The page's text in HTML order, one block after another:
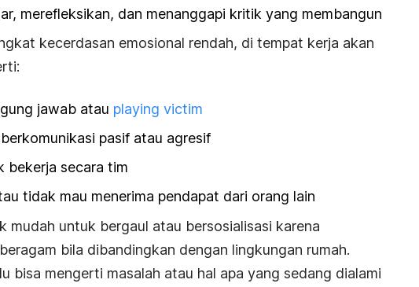
merefleksikan, dan menanggapi kritik yang membangun
kecerdasan emosional rendah, di tempat kerja akan
jawab atau playing victim
pasif atau agresif
bekerja secara tim
tidak mau menerima pendapat dari orang lain
mudah untuk bergaul atau bersosialisasi karena
bila dibandingkan dengan lingkungan rumah.
bisa mengerti masalah atau hal apa yang sedang dialami